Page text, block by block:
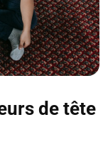
de tête